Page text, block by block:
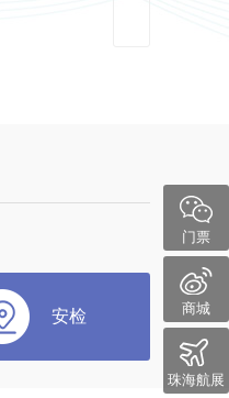
安检
门票
商城
珠海航展